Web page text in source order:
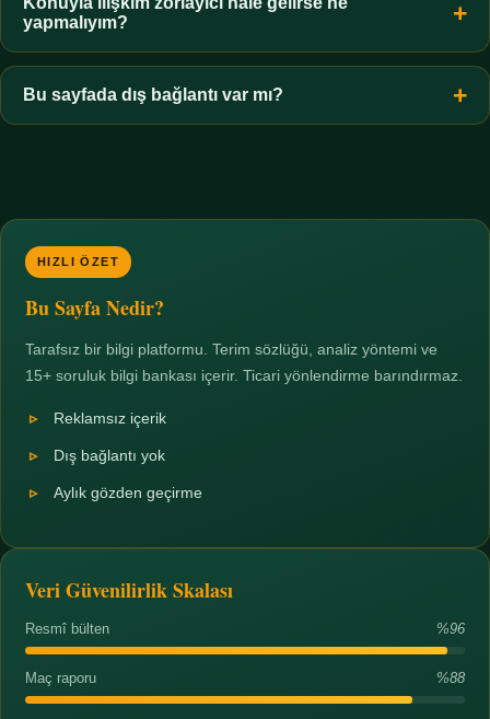
zorunluluktur.
yapmalıyım?
Zaman sınırı koyun, harcadığınız süreyi ölçün ve gerekirse
profesyonel destek alın. Türkiye'de ücretsiz danışma hatları
mevcuttur; yardım istemek güçlü bir adımdır.
Bu sayfada dış bağlantı var mı?
HIZLI ÖZET
Bu Sayfa Nedir?
Tarafsız bir bilgi platformu. Terim sözlüğü, analiz yöntemi ve
15+ soruluk bilgi bankası içerir. Ticari yönlendirme barındırmaz.
Reklamsız içerik
Dış bağlantı yok
Aylık gözden geçirme
Veri Güvenilirlik Skalası
Resmî bülten %96
Maç raporu %88